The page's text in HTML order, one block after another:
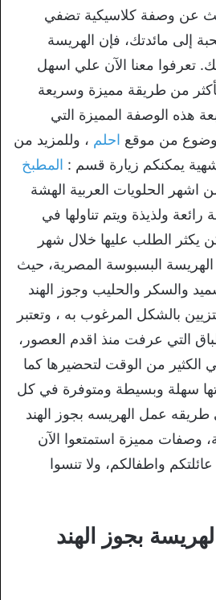
عن وصفة كلاسيكية تضفي
إلى مائدتك، فإن الهريسة
تعرفوا معنا الآن علي اسهل
من طريقة مميزة وسريعة
هذه الوصفة المميزة التي
من موقع احلم ، وللمزيد من
يمكنكم زيارة قسم : المطبخ
اشهر الحلويات العربية الهشة
رائعة ولذيذة ويتم تناولها في
يكثر الطلب عليها خلال شهر
البسبوسة المصرية، حيث
والسكر والحليب وجوز الهند
بالشكل المرغوب به ، وتعتبر
التي عرفت منذ اقدم العصور،
الكثير من الوقت لتحضيرها كما
سهلة وبسيطة ومتوفرة في كل
طريقه عمل الهريسه بجوز الهند
وصفات مميزة استمتعوا الآن
واطفالكم، ولا تنسوا
بجوز الهند